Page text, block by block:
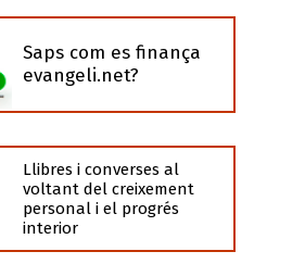
Saps com es finança
evangeli.net?
Llibres i converses al
voltant del creixement
personal i el progrés
interior